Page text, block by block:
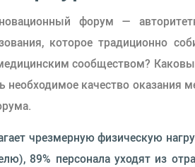
форум —
которое традиционно
сообществом?
качество оказания
чрезмерную физическую
89% персонала уходят из